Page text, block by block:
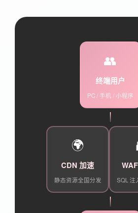
👥
终端用户
PC / 手机 / 小程序
🌍
CDN 加速
静态资源全国分发 SQL 注